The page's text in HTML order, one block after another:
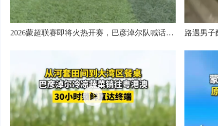
2026蒙超联赛即将火热开赛，巴彦淖尔队喊话阿拉善队：首战主场，势不可挡！